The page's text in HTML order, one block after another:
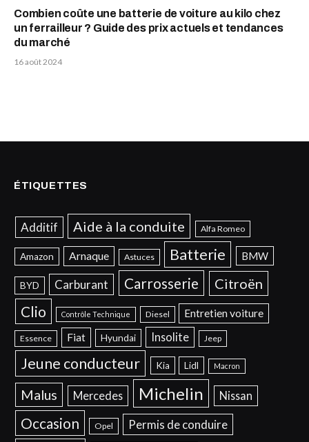
Combien coûte une batterie de voiture au kilo chez
un ferrailleur ? Guide des prix actuels et tendances
du marché
16 août 2024
ÉTIQUETTES
Additif Aide à la conduite Alfa Romeo
Amazon Arnaque Astuces Batterie BMW
BYD Carburant Carrosserie Citroën
Clio Contrôle Technique Diesel Entretien voiture
Essence Fiat Hyundai Insolite Jeep
Jeune conducteur Kia Lidl Macron
Malus Mercedes Michelin Nissan
Occasion Opel Permis de conduire